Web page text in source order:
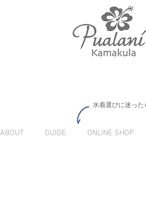
水着選びに迷った
ABOUT GUIDE ONLINE SHOP